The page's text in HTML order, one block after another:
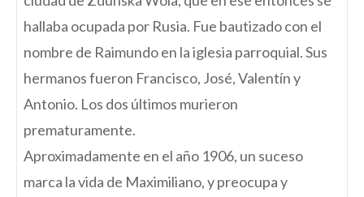
hallaba ocupada por Rusia. Fue bautizado con el
nombre de Raimundo en la iglesia parroquial. Sus
hermanos fueron Francisco, José, Valentín y
Antonio. Los dos últimos murieron
prematuramente.
Aproximadamente en el año 1906, un suceso
marca la vida de Maximiliano, y preocupa y